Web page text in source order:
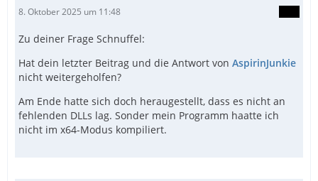
8. Oktober 2025 um 11:48
Zu deiner Frage Schnuffel:
Hat dein letzter Beitrag und die Antwort von AspirinJunkie
nicht weitergeholfen?
Am Ende hatte sich doch heraugestellt, dass es nicht an
fehlenden DLLs lag. Sonder mein Programm haatte ich
nicht im x64-Modus kompiliert.